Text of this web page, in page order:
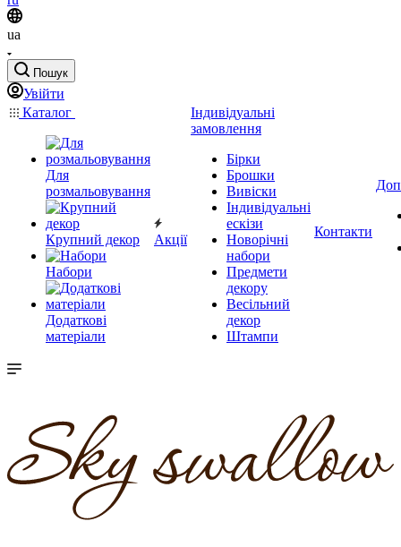
ua
Пошук
Увійти
Каталог
Для
розмальовування
Крупний декор
Набори
Додаткові
матеріали
Акції
Індивідуальні
замовлення
Бірки
Брошки
Вивіски
Індивідуальні
ескізи
Новорічні
набори
Предмети
декору
Весільний
декор
Штампи
Контакти